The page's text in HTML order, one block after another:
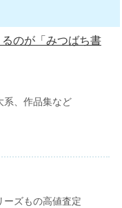
のが「みつばち書
系、作品集など
ーズもの高値査定